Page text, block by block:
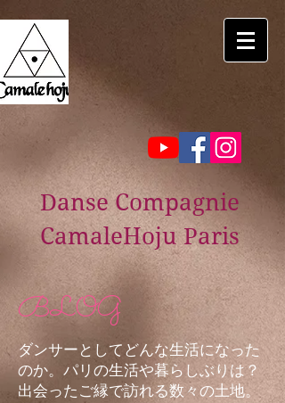
Danse Compagnie
CamaleHoju Paris
BLOG
ダンサーとしてどんな生活になった
のか。パリの生活や暮らしぶりは？
出会ったご縁で訪れる数々の土地。